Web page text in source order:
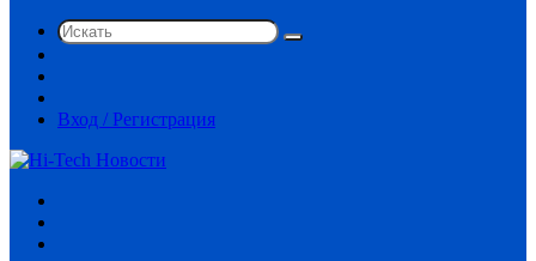
Искать
статья
Вход / Регистрация